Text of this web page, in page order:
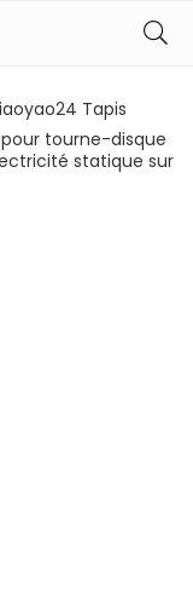
Tapis
tourne-disque
statique sur